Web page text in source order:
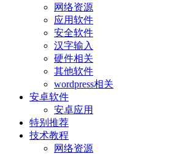
网络资源
应用软件
安全软件
汉字输入
硬件相关
其他软件
wordpress相关
安卓软件
安卓应用
特别推荐
技术教程
网络资源